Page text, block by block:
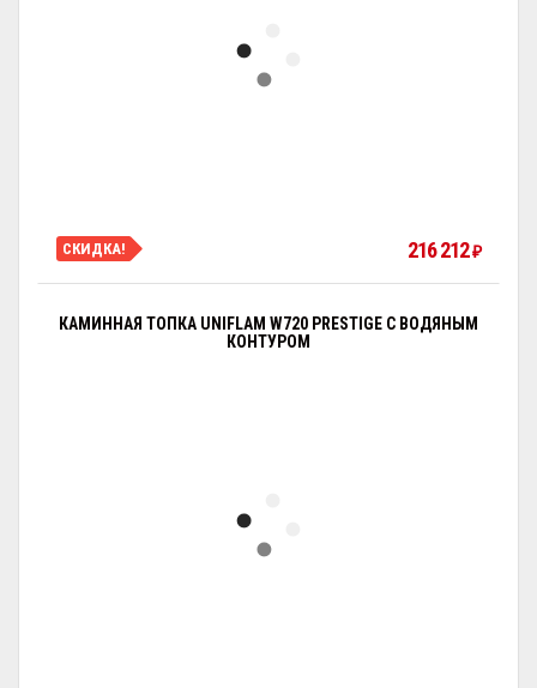
СКИДКА! 216 212₽
КАМИННАЯ ТОПКА UNIFLAM W720 PRESTIGE С ВОДЯНЫМ
КОНТУРОМ